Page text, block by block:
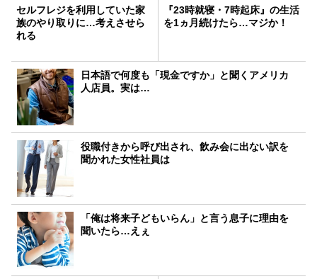
セルフレジを利用していた家
族のやり取りに…考えさせら
れる
『23時就寝・7時起床』の生活
を1ヵ月続けたら…マジか！
日本語で何度も「現金ですか」と聞くアメリカ
人店員。実は…
役職付きから呼び出され、飲み会に出ない訳を
聞かれた女性社員は
「俺は将来子どもいらん」と言う息子に理由を
聞いたら…えぇ